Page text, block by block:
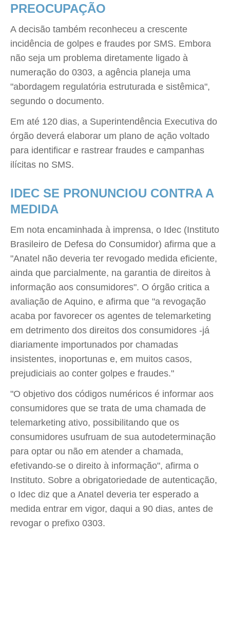
PREOCUPAÇÃO
A decisão também reconheceu a crescente
incidência de golpes e fraudes por SMS. Embora
não seja um problema diretamente ligado à
numeração do 0303, a agência planeja uma
"abordagem regulatória estruturada e sistêmica",
segundo o documento.
Em até 120 dias, a Superintendência Executiva do
órgão deverá elaborar um plano de ação voltado
para identificar e rastrear fraudes e campanhas
ilícitas no SMS.
IDEC SE PRONUNCIOU CONTRA A
MEDIDA
Em nota encaminhada à imprensa, o Idec (Instituto
Brasileiro de Defesa do Consumidor) afirma que a
"Anatel não deveria ter revogado medida eficiente,
ainda que parcialmente, na garantia de direitos à
informação aos consumidores". O órgão critica a
avaliação de Aquino, e afirma que "a revogação
acaba por favorecer os agentes de telemarketing
em detrimento dos direitos dos consumidores -já
diariamente importunados por chamadas
insistentes, inoportunas e, em muitos casos,
prejudiciais ao conter golpes e fraudes."
"O objetivo dos códigos numéricos é informar aos
consumidores que se trata de uma chamada de
telemarketing ativo, possibilitando que os
consumidores usufruam de sua autodeterminação
para optar ou não em atender a chamada,
efetivando-se o direito à informação", afirma o
Instituto. Sobre a obrigatoriedade de autenticação,
o Idec diz que a Anatel deveria ter esperado a
medida entrar em vigor, daqui a 90 dias, antes de
revogar o prefixo 0303.